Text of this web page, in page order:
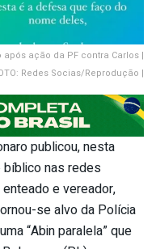
ação da PF contra Carlos |
Redes Socias/Reprodução |
publicou, nesta
nas redes
e vereador,
se alvo da Polícia
“Abin paralela” que